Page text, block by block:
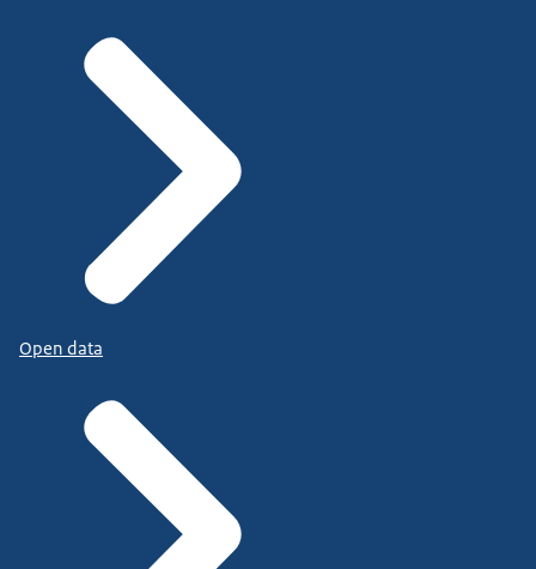
Open data